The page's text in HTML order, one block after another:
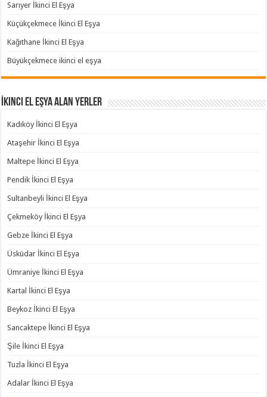
Sarıyer İkinci El Eşya
Küçükçekmece İkinci El Eşya
Kağıthane İkinci El Eşya
Büyükçekmece ikinci el eşya
İkinci El Eşya Alan Yerler
Kadıköy İkinci El Eşya
Ataşehir İkinci El Eşya
Maltepe İkinci El Eşya
Pendik İkinci El Eşya
Sultanbeyli İkinci El Eşya
Çekmeköy İkinci El Eşya
Gebze İkinci El Eşya
Üsküdar İkinci El Eşya
Ümraniye İkinci El Eşya
Kartal İkinci El Eşya
Beykoz İkinci El Eşya
Sancaktepe İkinci El Eşya
Şile İkinci El Eşya
Tuzla İkinci El Eşya
Adalar İkinci El Eşya